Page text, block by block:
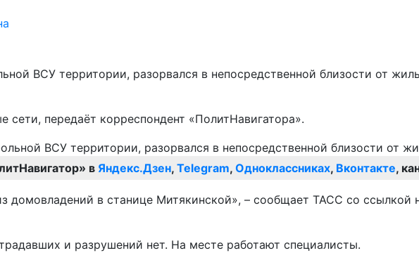
ВСУ территории, разорвался в непосредственной близости от
передаёт корреспондент «ПолитНавигатора».
в Яндекс.Дзен, Telegram, Одноклассниках, Вконтакте,
домовладений в станице Митякинской», – сообщает ТАСС со ссылкой
и разрушений нет. На месте работают специалисты.